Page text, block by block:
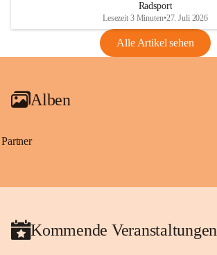
VBl. EU Nr. 18_2026
Radsport
Lesezeit 3 Minuten•27. Juli 2026
Alle Artikel sehen
Alben
Partner
Kommende Veranstaltungen